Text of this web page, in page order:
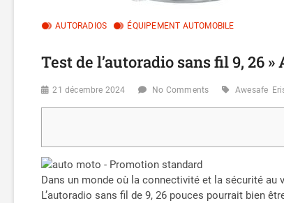
AUTORADIOS ÉQUIPEMENT AUTOMOBILE
Test de l’autoradio sans fil 9, 26
21 décembre 2024 No Comments Awesafe
Dans un monde où la connectivité et la sécurité
L’autoradio sans fil de 9, 26 pouces pourrait bien